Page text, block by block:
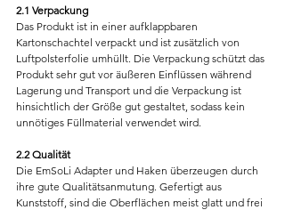
2.1 Verpackung
Das Produkt ist in einer aufklappbaren
Kartonschachtel verpackt und ist zusätzlich von
Luftpolsterfolie umhüllt. Die Verpackung schützt das
Produkt sehr gut vor äußeren Einflüssen während
Lagerung und Transport und die Verpackung ist
hinsichtlich der Größe gut gestaltet, sodass kein
unnötiges Füllmaterial verwendet wird.
2.2 Qualität
Die EmSoLi Adapter und Haken überzeugen durch
ihre gute Qualitätsanmutung. Gefertigt aus
Kunststoff, sind die Oberflächen meist glatt und frei